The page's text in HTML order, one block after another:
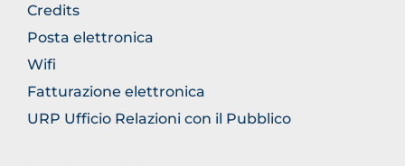
FOOTER
GENERICO
Credits
Posta elettronica
Wifi
Fatturazione elettronica
URP Ufficio Relazioni con il Pubblico